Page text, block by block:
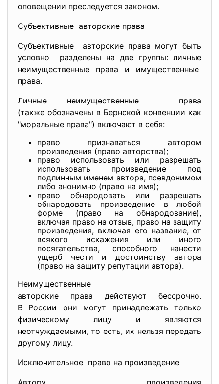
оповещении преследуется законом.
Субъективные авторские права
Субъективные авторские права могут быть
условно разделены на две группы: личные
неимущественные права и имущественные
права.
Личные неимущественные права
(также обозначены в Бернской конвенции как
"моральные права") включают в себя:
право признаваться автором
произведения (право авторства);
право использовать или разрешать
использовать произведение под
подлинным именем автора, псевдонимом
либо анонимно (право на имя);
право обнародовать или разрешать
обнародовать произведение в любой
форме (право на обнародование),
включая право на отзыв, право на защиту
произведения, включая его название, от
всякого искажения или иного
посягательства, способного нанести
ущерб чести и достоинству автора
(право на защиту репутации автора).
Неимущественные
авторские права действуют бессрочно.
В России они могут принадлежать только
физическому лицу и являются
неотчуждаемыми, то есть, их нельзя передать
другому лицу.
Исключительное право на произведение
Автору произведения